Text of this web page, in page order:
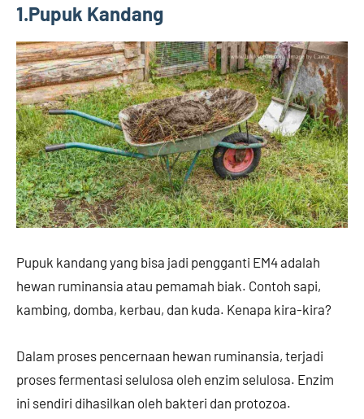
1.Pupuk Kandang
Pupuk kandang yang bisa jadi pengganti EM4 adalah
hewan ruminansia atau pemamah biak. Contoh sapi,
kambing, domba, kerbau, dan kuda. Kenapa kira-kira?
Dalam proses pencernaan hewan ruminansia, terjadi
proses fermentasi selulosa oleh enzim selulosa. Enzim
ini sendiri dihasilkan oleh bakteri dan protozoa.